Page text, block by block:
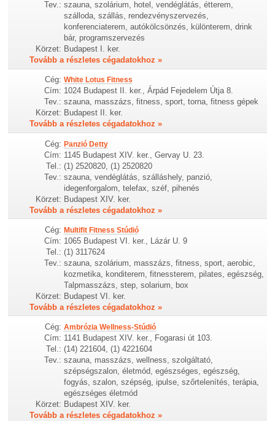
Tev.: szauna, szolárium, hotel, vendéglátás, étterem,
szálloda, szállás, rendezvényszervezés,
konferenciaterem, autókölcsönzés, különterem, drink
bár, programszervezés
Körzet: Budapest I. ker.
Tovább a részletes cégadatokhoz »
Cég: White Lotus Fitness
Cím: 1024 Budapest II. ker., Árpád Fejedelem Útja 8.
Tev.: szauna, masszázs, fitness, sport, torna, fitness gépek
Körzet: Budapest II. ker.
Tovább a részletes cégadatokhoz »
Cég: Panzió Detty
Cím: 1145 Budapest XIV. ker., Gervay U. 23.
Tel.: (1) 2520820, (1) 2520820
Tev.: szauna, vendéglátás, szálláshely, panzió,
idegenforgalom, telefax, széf, pihenés
Körzet: Budapest XIV. ker.
Tovább a részletes cégadatokhoz »
Cég: Multifit Fitness Stúdió
Cím: 1065 Budapest VI. ker., Lázár U. 9
Tel.: (1) 3117624
Tev.: szauna, szolárium, masszázs, fitness, sport, aerobic,
kozmetika, konditerem, fitnessterem, pilates, egészség,
Talpmasszázs, step, solarium, box
Körzet: Budapest VI. ker.
Tovább a részletes cégadatokhoz »
Cég: Ambrózia Wellness-Stúdió
Cím: 1141 Budapest XIV. ker., Fogarasi út 103.
Tel.: (14) 221604, (1) 4221604
Tev.: szauna, masszázs, wellness, szolgáltató,
szépségszalon, életmód, egészséges, egészség,
fogyás, szalon, szépség, ipulse, szőrtelenítés, terápia,
egészséges életmód
Körzet: Budapest XIV. ker.
Tovább a részletes cégadatokhoz »